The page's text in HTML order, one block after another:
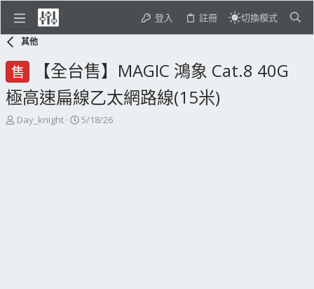
登入 註冊 切換模式
其他
售
【全台售】MAGIC 鴻象 Cat.8 40G
極高速扁線乙太網路線(15米)
主
Day_knight
開
5/18/26